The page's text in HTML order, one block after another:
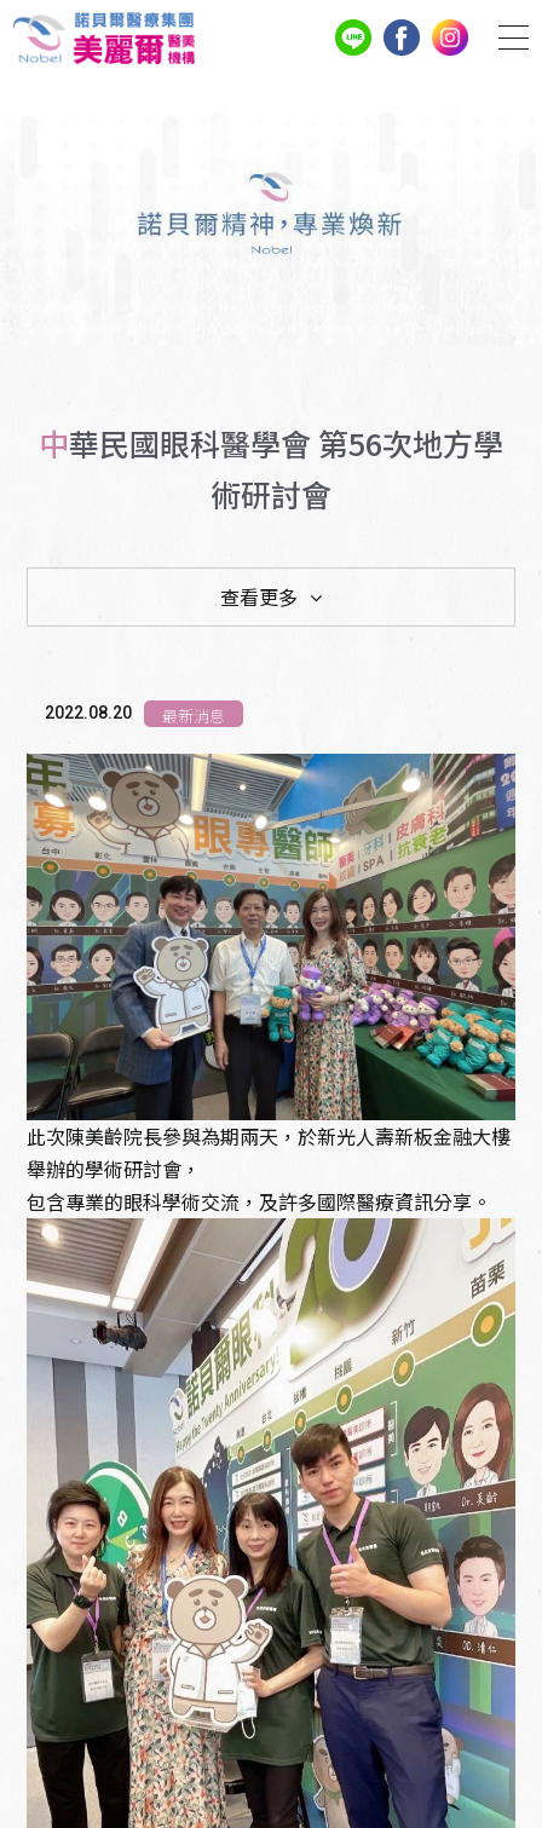
中華民國眼科醫學會 第56次地方學
術研討會
查看更多
2022.08.20 最新消息
此次陳美齡院長參與為期兩天，於新光人壽新板金融大樓
舉辦的學術研討會，
包含專業的眼科學術交流，及許多國際醫療資訊分享。